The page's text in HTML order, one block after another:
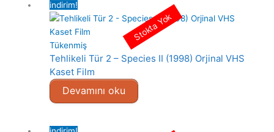
indirim!
Tükenmiş
Tehlikeli Tür 2 – Species II (1998) Orjinal VHS
Kaset Film
Devamını oku
Stokta Yok